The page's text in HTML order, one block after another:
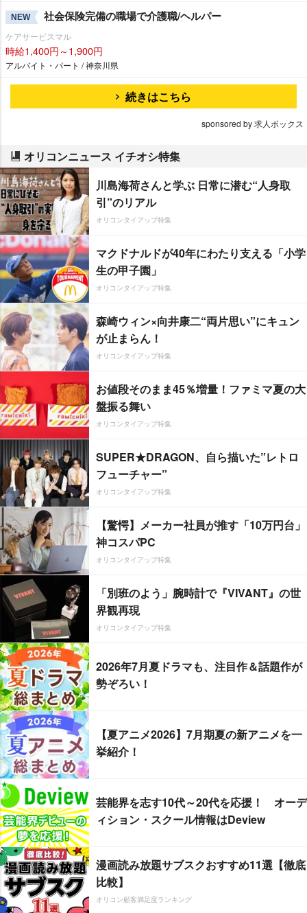
NEW 社会保険完備の職場で介護職/ヘルパー
ケアサービスマル
時給1,400円～1,900円
アルバイト・パート / 神奈川県
続きはこちら
sponsored by 求人ボックス
オリコンニュース イチオシ特集
川島海荷さんと学ぶ 日常に潜む“人身取
引”のリアル
オリコンタイアップ特集
マクドナルドが40年にわたり支える「小学
生の甲子園」
オリコンタイアップ特集
森崎ウィン×向井康二“両片思い”にキュン
が止まらん！
オリコンタイアップ特集
お値段そのまま45％増量！ファミマ夏の大
盤振る舞い
オリコンタイアップ特集
SUPER★DRAGON、自ら描いた”レトロ
フューチャー”
オリコンタイアップ特集
【驚愕】メーカー社員が推す「10万円台」
神コスパPC
オリコンタイアップ特集
「別班のよう」腕時計で『VIVANT』の世
界観再現
オリコンタイアップ特集
2026年7月夏ドラマも、注目作＆話題作が
勢ぞろい！
【夏アニメ2026】7月期夏の新アニメを一
挙紹介！
芸能界を志す10代～20代を応援！ オーデ
ィション・スクール情報はDeview
漫画読み放題サブスクおすすめ11選【徹底
比較】
オリコン顧客満足度ランキング